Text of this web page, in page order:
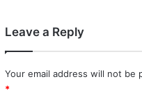
Leave a Reply
Your email address will not be
*